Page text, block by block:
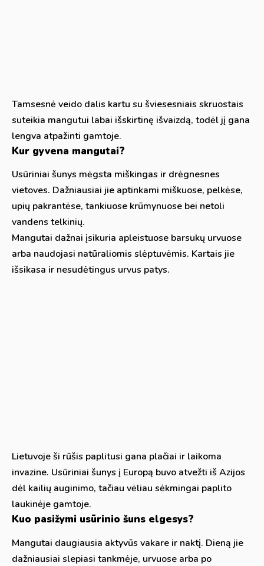
Tamsesnė veido dalis kartu su šviesesniais skruostais
suteikia mangutui labai išskirtinę išvaizdą, todėl jį gana
lengva atpažinti gamtoje.
Kur gyvena mangutai?
Usūriniai šunys mėgsta miškingas ir drėgnesnes
vietoves. Dažniausiai jie aptinkami miškuose, pelkėse,
upių pakrantėse, tankiuose krūmynuose bei netoli
vandens telkinių.
Mangutai dažnai įsikuria apleistuose barsukų urvuose
arba naudojasi natūraliomis slėptuvėmis. Kartais jie
išsikasa ir nesudėtingus urvus patys.
Lietuvoje ši rūšis paplitusi gana plačiai ir laikoma
invazine. Usūriniai šunys į Europą buvo atvežti iš Azijos
dėl kailių auginimo, tačiau vėliau sėkmingai paplito
laukinėje gamtoje.
Kuo pasižymi usūrinio šuns elgesys?
Mangutai daugiausia aktyvūs vakare ir naktį. Dieną jie
dažniausiai slepiasi tankmėje, urvuose arba po